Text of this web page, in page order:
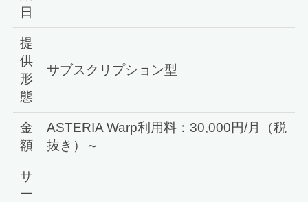
日
提
供
形
態
サブスクリプション型
金
額
ASTERIA Warp利用料：30,000円/月（税
抜き）～
サ
ー